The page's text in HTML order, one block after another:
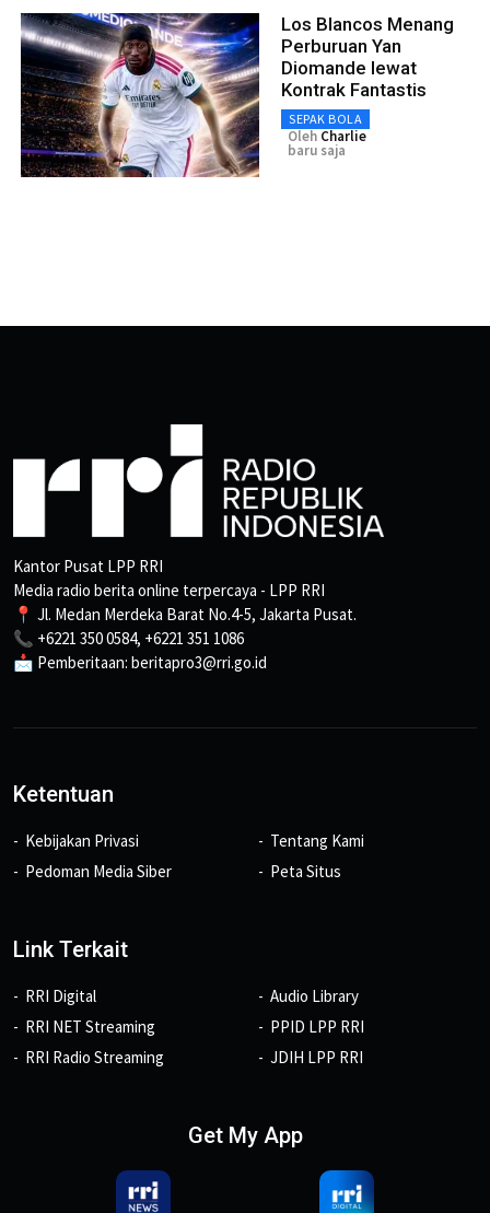
Los Blancos Menang
Perburuan Yan
Diomande lewat
Kontrak Fantastis
SEPAK BOLA
Oleh Charlie
baru saja
Kantor Pusat LPP RRI
Media radio berita online terpercaya - LPP RRI
📍 Jl. Medan Merdeka Barat No.4-5, Jakarta Pusat.
📞 +6221 350 0584, +6221 351 1086
📩 Pemberitaan: beritapro3@rri.go.id
Ketentuan
Kebijakan Privasi
Pedoman Media Siber
Tentang Kami
Peta Situs
Link Terkait
RRI Digital
RRI NET Streaming
RRI Radio Streaming
Audio Library
PPID LPP RRI
JDIH LPP RRI
Get My App